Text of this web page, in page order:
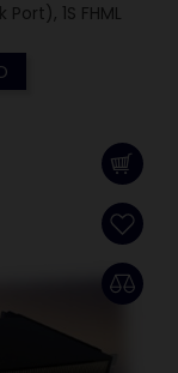
1S FHML